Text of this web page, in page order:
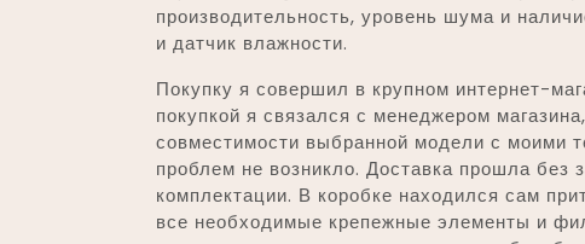
производительность, уровень шума и
и датчик влажности.
Покупку я совершил в крупном интернет-
покупкой я связался с менеджером
совместимости выбранной модели с моими
проблем не возникло. Доставка прошла без
комплектации. В коробке находился сам
все необходимые крепежные элементы и